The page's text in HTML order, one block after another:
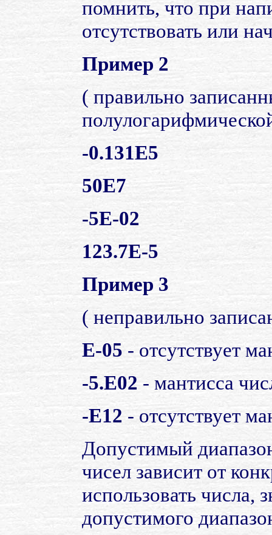
помнить, что при
отсутствовать или
Пример 2
( правильно
-0.131E5
50E7
-5E-02
123.7E-5
Пример 3
( неправильно
Е-05 - отсутствует
-5.Е02 - мантисса
-Е12 - отсутствует
Допустимый
чисел зависит от
использовать числа,
допустимого